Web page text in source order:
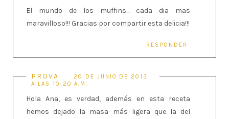
El mundo de los muffins... cada dia mas
maravilloso!!! Gracias por compartir esta delicia!!!
RESPONDER
PROVA
20 DE JUNIO DE 2013
A LAS 10:20 A.M.
Hola Ana, es verdad, además en esta receta
hemos dejado la masa más ligera que la del